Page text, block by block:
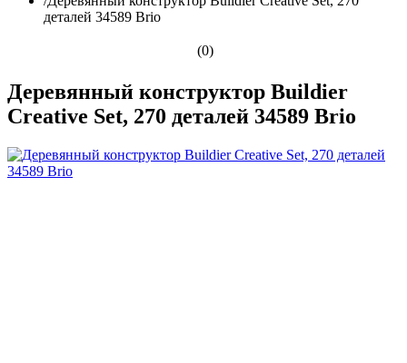
деталей 34589 Brio
(0)
Деревянный конструктор Buildier
Creative Set, 270 деталей 34589 Brio